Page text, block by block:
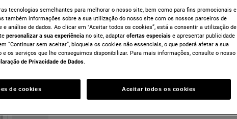
tecnologias semelhantes para melhorar o nosso site, bem como para fins promocionais e
também informações sobre a sua utilização do nosso site com os nossos parceiros de
e análise de dados. Ao clicar em "Aceitar todos os cookies”, está a consentir a utilização de
personalizar a sua experiência no site, adaptar ofertas especiais e apresentar publicidade
“Continuar sem aceitar”, bloqueia os cookies não essenciais, o que poderá afetar a sua
e os serviços que lhe conseguimos disponibilizar. Para mais informações, consulte o nosso
de Privacidade de Dados
de cookies Aceitar todos os cookies